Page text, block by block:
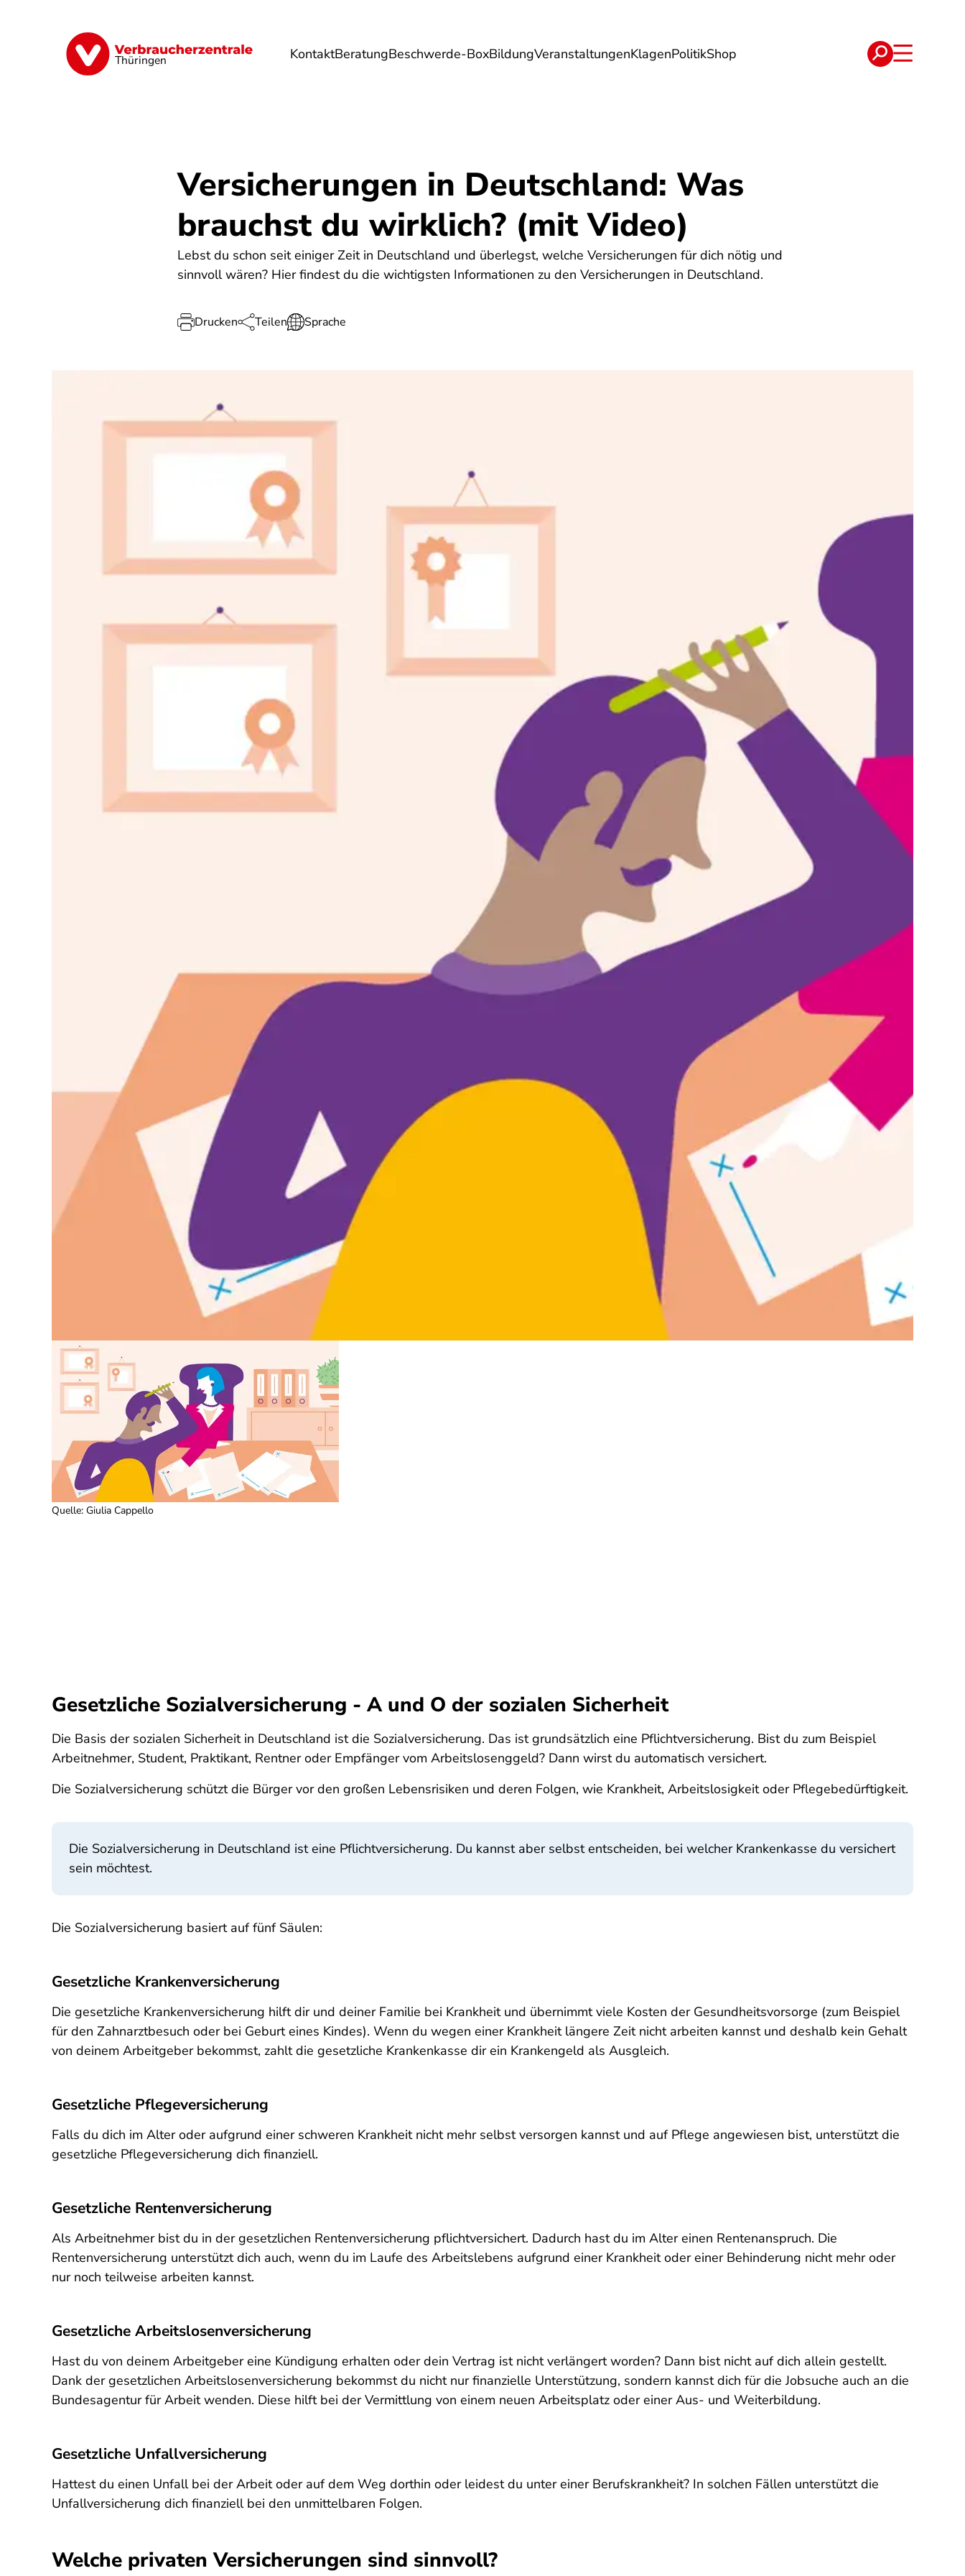
Thüringen KontaktBeratungBeschwerde-BoxBildungVeranstaltungenKlagenPolitikShop
Finanzen Digitales Lebensmittel Umwelt Gesundheit Energie Reise Verträge
Versicherungen in Deutschland: Was
brauchst du wirklich? (mit Video)
Lebst du schon seit einiger Zeit in Deutschland und überlegst, welche Versicherungen für dich nötig und
sinnvoll wären? Hier findest du die wichtigsten Informationen zu den Versicherungen in Deutschland.
Drucken Teilen Sprache
Quelle: Giulia Cappello
Gesetzliche Sozialversicherung - A und O der sozialen Sicherheit
Die Basis der sozialen Sicherheit in Deutschland ist die Sozialversicherung. Das ist grundsätzlich eine Pflichtversicherung. Bist du zum Beispiel
Arbeitnehmer, Student, Praktikant, Rentner oder Empfänger vom Arbeitslosenggeld? Dann wirst du automatisch versichert.
Die Sozialversicherung schützt die Bürger vor den großen Lebensrisiken und deren Folgen, wie Krankheit, Arbeitslosigkeit oder Pflegebedürftigkeit.
Die Sozialversicherung in Deutschland ist eine Pflichtversicherung. Du kannst aber selbst entscheiden, bei welcher Krankenkasse du versichert
sein möchtest.
Die Sozialversicherung basiert auf fünf Säulen:
Gesetzliche Krankenversicherung
Die gesetzliche Krankenversicherung hilft dir und deiner Familie bei Krankheit und übernimmt viele Kosten der Gesundheitsvorsorge (zum Beispiel
für den Zahnarztbesuch oder bei Geburt eines Kindes). Wenn du wegen einer Krankheit längere Zeit nicht arbeiten kannst und deshalb kein Gehalt
von deinem Arbeitgeber bekommst, zahlt die gesetzliche Krankenkasse dir ein Krankengeld als Ausgleich.
Gesetzliche Pflegeversicherung
Falls du dich im Alter oder aufgrund einer schweren Krankheit nicht mehr selbst versorgen kannst und auf Pflege angewiesen bist, unterstützt die
gesetzliche Pflegeversicherung dich finanziell.
Gesetzliche Rentenversicherung
Als Arbeitnehmer bist du in der gesetzlichen Rentenversicherung pflichtversichert. Dadurch hast du im Alter einen Rentenanspruch. Die
Rentenversicherung unterstützt dich auch, wenn du im Laufe des Arbeitslebens aufgrund einer Krankheit oder einer Behinderung nicht mehr oder
nur noch teilweise arbeiten kannst.
Gesetzliche Arbeitslosenversicherung
Hast du von deinem Arbeitgeber eine Kündigung erhalten oder dein Vertrag ist nicht verlängert worden? Dann bist nicht auf dich allein gestellt.
Dank der gesetzlichen Arbeitslosenversicherung bekommst du nicht nur finanzielle Unterstützung, sondern kannst dich für die Jobsuche auch an die
Bundesagentur für Arbeit wenden. Diese hilft bei der Vermittlung von einem neuen Arbeitsplatz oder einer Aus- und Weiterbildung.
Gesetzliche Unfallversicherung
Hattest du einen Unfall bei der Arbeit oder auf dem Weg dorthin oder leidest du unter einer Berufskrankheit? In solchen Fällen unterstützt die
Unfallversicherung dich finanziell bei den unmittelbaren Folgen.
Welche privaten Versicherungen sind sinnvoll?